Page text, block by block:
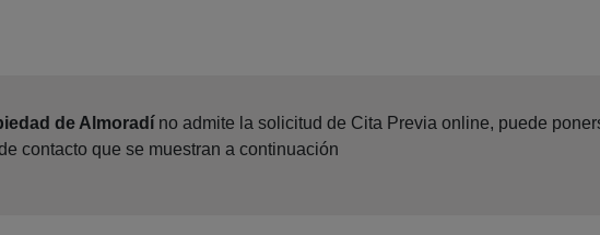
de Almoradí no admite la solicitud de Cita Previa online, puede
contacto que se muestran a continuación